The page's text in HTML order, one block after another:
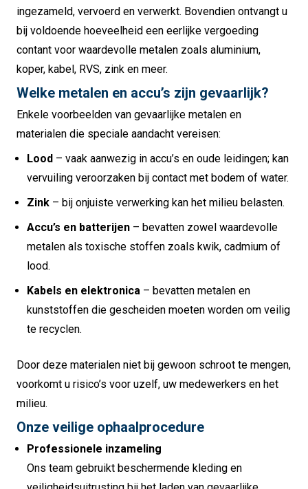
ingezameld, vervoerd en verwerkt. Bovendien ontvangt u
bij voldoende hoeveelheid een eerlijke vergoeding
contant voor waardevolle metalen zoals aluminium,
koper, kabel, RVS, zink en meer.
Welke metalen en accu’s zijn gevaarlijk?
Enkele voorbeelden van gevaarlijke metalen en
materialen die speciale aandacht vereisen:
Lood – vaak aanwezig in accu’s en oude leidingen; kan
vervuiling veroorzaken bij contact met bodem of water.
Zink – bij onjuiste verwerking kan het milieu belasten.
Accu’s en batterijen – bevatten zowel waardevolle
metalen als toxische stoffen zoals kwik, cadmium of
lood.
Kabels en elektronica – bevatten metalen en
kunststoffen die gescheiden moeten worden om veilig
te recyclen.
Door deze materialen niet bij gewoon schroot te mengen,
voorkomt u risico’s voor uzelf, uw medewerkers en het
milieu.
Onze veilige ophaalprocedure
Professionele inzameling
Ons team gebruikt beschermende kleding en